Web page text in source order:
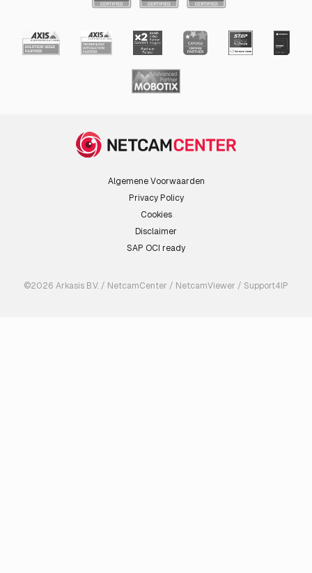
Algemene Voorwaarden
Privacy Policy
Cookies
Disclaimer
SAP OCI ready
©2026 Arkasis B.V. / NetcamCenter / NetcamViewer / Support4IP